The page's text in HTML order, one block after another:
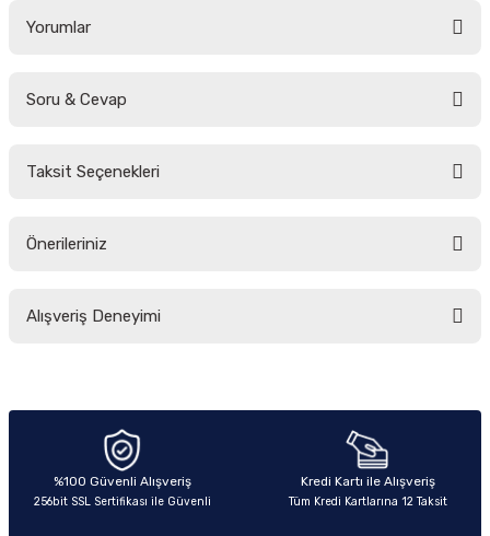
Yorumlar
Soru & Cevap
Taksit Seçenekleri
Önerileriniz
yetersiz gördüğünüz noktaları öneri formunu kullanarak tarafımıza
Ürün açıklamasında eksik bilgiler bulunuyor.
Ürün bilgilerinde hatalar bulunuyor.
Ürün fiyatı diğer sitelerden daha pahalı.
Alışveriş Deneyimi
Sitemize ilk yorumu siz yapın!
%100 Güvenli Alışveriş
256bit SSL Sertifikası ile Güvenli
Kredi Kartı ile Alışveriş
Tüm Kredi Kartlarına 12 Taksit